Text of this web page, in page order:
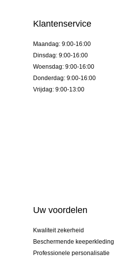
Klantenservice
Maandag: 9:00-16:00
Dinsdag: 9:00-16:00
Woensdag: 9:00-16:00
Donderdag: 9:00-16:00
Vrijdag: 9:00-13:00
Uw voordelen
Kwaliteit zekerheid
Beschermende keeperkleding
Professionele personalisatie